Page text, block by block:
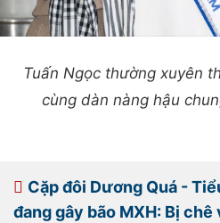
Tuấn Ngọc thường xuyên
cùng dàn nàng hậu
Cặp đôi Dương Quá -
đang gây bão MXH: Bị